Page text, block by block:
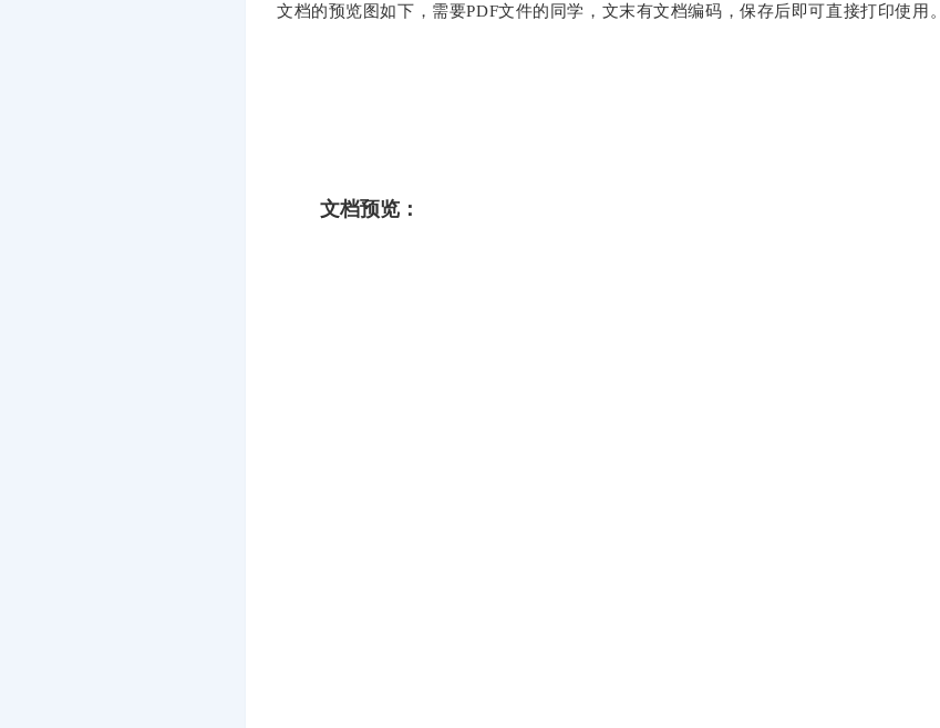
文档的预览图如下，需要PDF文件的同学，文末有文档编码，保存后即可直接打印使用。
文档预览：